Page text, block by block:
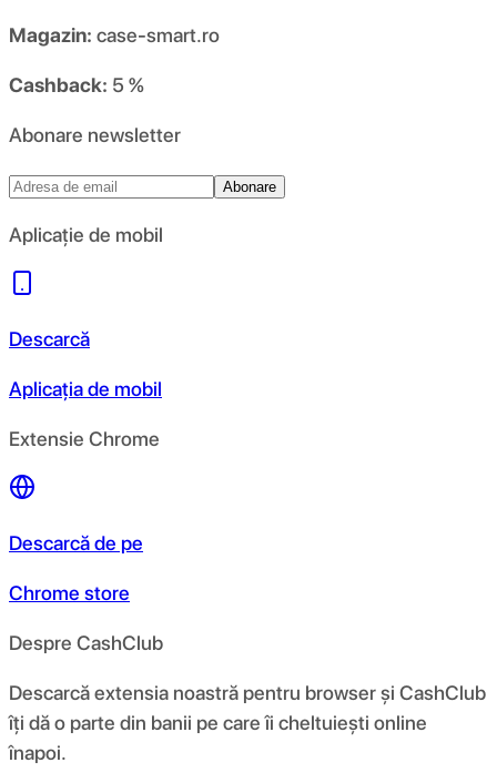
Magazin: case-smart.ro
Cashback: 5 %
Abonare newsletter
Abonare
Aplicație de mobil
Descarcă
Aplicația de mobil
Extensie Chrome
Descarcă de pe
Chrome store
Despre CashClub
Descarcă extensia noastră pentru browser și CashClub
îți dă o parte din banii pe care îi cheltuiești online
înapoi.